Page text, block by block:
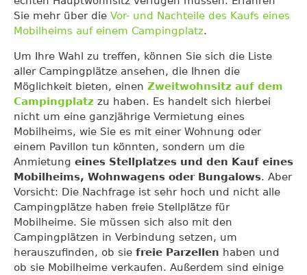
Sie mehr über die Vor- und Nachteile des Kaufs eines
Mobilheims auf einem Campingplatz.
Um Ihre Wahl zu treffen, können Sie sich die Liste
aller Campingplätze ansehen, die Ihnen die
Möglichkeit bieten, einen Zweitwohnsitz auf dem
Campingplatz zu haben. Es handelt sich hierbei
nicht um eine ganzjährige Vermietung eines
Mobilheims, wie Sie es mit einer Wohnung oder
einem Pavillon tun könnten, sondern um die
Anmietung eines Stellplatzes und den Kauf eines
Mobilheims, Wohnwagens oder Bungalows. Aber
Vorsicht: Die Nachfrage ist sehr hoch und nicht alle
Campingplätze haben freie Stellplätze für
Mobilheime. Sie müssen sich also mit den
Campingplätzen in Verbindung setzen, um
herauszufinden, ob sie freie Parzellen haben und
ob sie Mobilheime verkaufen. Außerdem sind einige